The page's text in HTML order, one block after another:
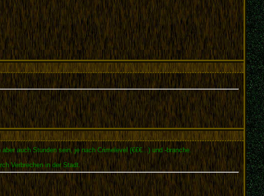
auch Stunden sein, je nach Crimelevel (€€€...) und -branche.
Verbrechen in der Stadt.